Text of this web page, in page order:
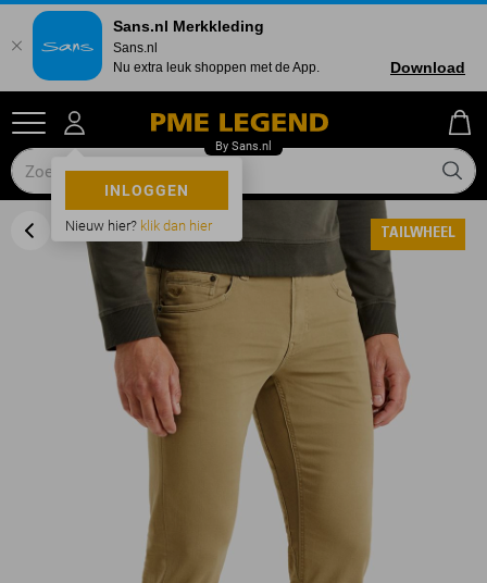
INLOGGEN
Nieuw hier? klik dan hier TAILWHEEL
Sans.nl Merkkleding
Sans.nl
Nu extra leuk shoppen met de App.
Download